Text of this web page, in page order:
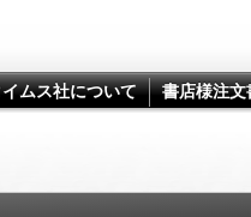
ムス社について 書店様注文